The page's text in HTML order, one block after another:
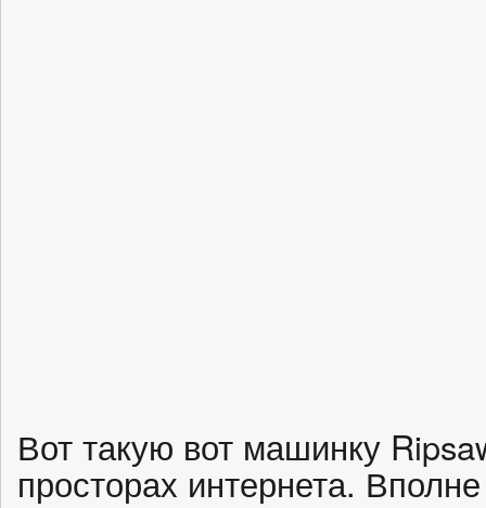
Вот такую вот машинку
просторах интернета.